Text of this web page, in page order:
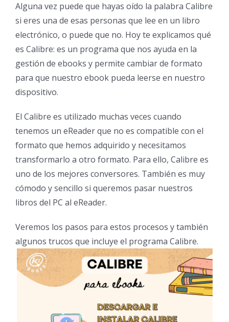
Alguna vez puede que hayas oído la palabra Calibre
si eres una de esas personas que lee en un libro
electrónico, o puede que no. Hoy te explicamos qué
es Calibre: es un programa que nos ayuda en la
gestión de ebooks y permite cambiar de formato
para que nuestro ebook pueda leerse en nuestro
dispositivo.
El Calibre es utilizado muchas veces cuando
tenemos un eReader que no es compatible con el
formato que hemos adquirido y necesitamos
transformarlo a otro formato. Para ello, Calibre es
uno de los mejores conversores. También es muy
cómodo y sencillo si queremos pasar nuestros
libros del PC al eReader.
Veremos los pasos para estos procesos y también
algunos trucos que incluye el programa Calibre.